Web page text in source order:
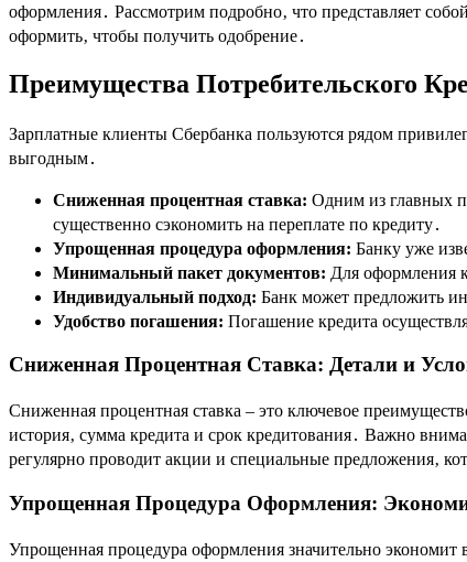
оформления․ Рассмотрим подробно‚ что представляет
оформить‚ чтобы получить одобрение․
Преимущества Потребительского
Зарплатные клиенты Сбербанка пользуются рядом
выгодным․
Сниженная процентная ставка: Одним из главных
существенно сэкономить на переплате по кредиту․
Упрощенная процедура оформления: Банку уже
Минимальный пакет документов: Для оформления
Индивидуальный подход: Банк может предложить
Удобство погашения: Погашение кредита
Сниженная Процентная Ставка: Детали и
Сниженная процентная ставка – это ключевое
история‚ сумма кредита и срок кредитования․ Важно
регулярно проводит акции и специальные предложения‚
Упрощенная Процедура Оформления:
Упрощенная процедура оформления значительно экономит